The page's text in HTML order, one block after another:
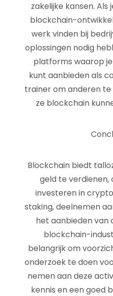
zakelijke kansen.
blockchain-
werk vinden bij
oplossingen nodig
platforms waarop
kunt aanbieden als
trainer om anderen
ze blockchain
Blockchain biedt
geld te
investeren in
staking, deelnemen
het aanbieden van
blockchain-
belangrijk om
onderzoek te doen
nemen aan deze
kennis en een goed